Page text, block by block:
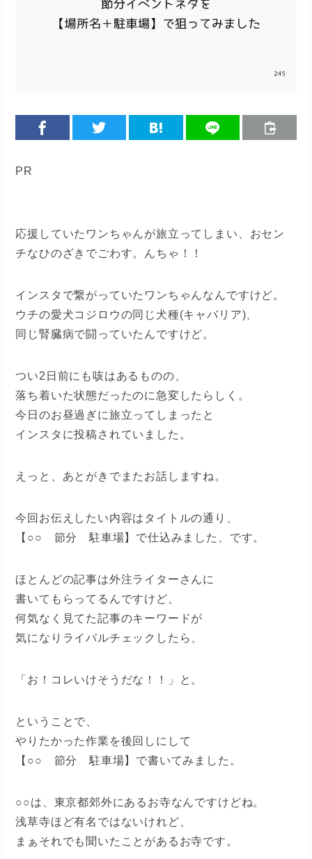
PR
応援していたワンちゃんが旅立ってしまい、おセン
チなひのざきでごわす。んちゃ！！
インスタで繋がっていたワンちゃんなんですけど。
ウチの愛犬コジロウの同じ犬種(キャバリア)、
同じ腎臓病で闘っていたんですけど。
つい2日前にも咳はあるものの、
落ち着いた状態だったのに急変したらしく。
今日のお昼過ぎに旅立ってしまったと
インスタに投稿されていました。
えっと、あとがきでまたお話しますね。
今回お伝えしたい内容はタイトルの通り、
【○○ 節分 駐車場】で仕込みました、です。
ほとんどの記事は外注ライターさんに
書いてもらってるんですけど、
何気なく見てた記事のキーワードが
気になりライバルチェックしたら、
「お！コレいけそうだな！！」と。
ということで、
やりたかった作業を後回しにして
【○○ 節分 駐車場】で書いてみました。
○○は、東京都郊外にあるお寺なんですけどね。
浅草寺ほど有名ではないけれど、
まぁそれでも聞いたことがあるお寺です。